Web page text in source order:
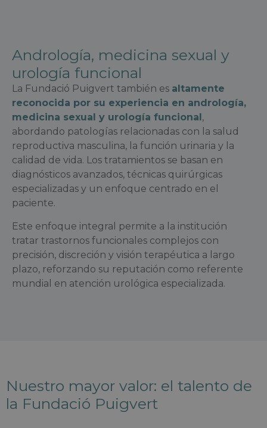
Andrología, medicina sexual y
urología funcional
La Fundació Puigvert también es altamente
reconocida por su experiencia en andrología,
medicina sexual y urología funcional ,
abordando patologías relacionadas con la salud
reproductiva masculina, la función urinaria y la
calidad de vida. Los tratamientos se basan en
diagnósticos avanzados, técnicas quirúrgicas
especializadas y un enfoque centrado en el
paciente.
Este enfoque integral permite a la institución
tratar trastornos funcionales complejos con
precisión, discreción y visión terapéutica a largo
plazo, reforzando su reputación como referente
mundial en atención urológica especializada.
Nuestro mayor valor: el talento de
la Fundació Puigvert